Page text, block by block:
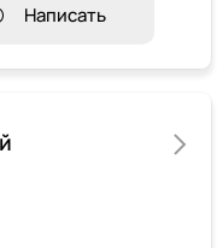
Написать